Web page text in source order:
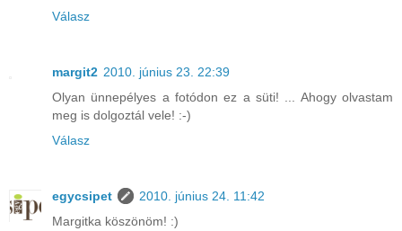
Válasz
margit2 2010. június 23. 22:39
Olyan ünnepélyes a fotódon ez a süti! ... Ahogy olvastam
meg is dolgoztál vele! :-)
Válasz
egycsipet
2010. június 24. 11:42
Margitka köszönöm! :)